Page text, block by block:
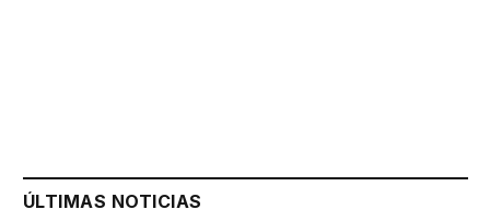
ÚLTIMAS NOTICIAS